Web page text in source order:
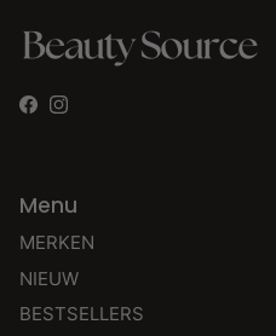
Facebook
Instagram
Menu
MERKEN
NIEUW
BESTSELLERS